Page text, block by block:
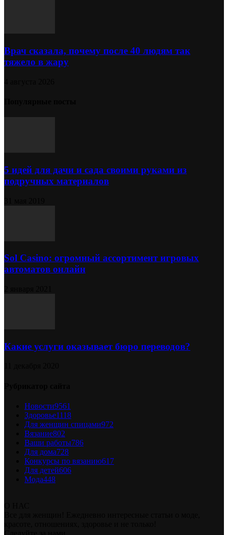
Врач сказала, почему после 40 людям так
тяжело в жару
5 идей для дачи и сада своими руками из
подручных материалов
Sol Сasino: огромный ассортимент игровых
автоматов онлайн
Какие услуги оказывает бюро переводов?
Новости9561
Здоровье1118
Для женщин спицами972
Вязание802
Ваши работы786
Для дома728
Конкурсы по вязанию617
Для детей606
Мода448